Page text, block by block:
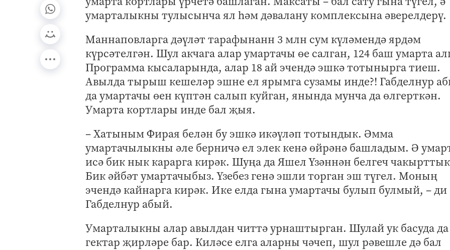
умарталыкны тулысынча ял һәм дәвалану комплексына әверелдерү.
Маннаповларга дәүләт тарафынанн 3 млн сум күләмендә ярдәм
күрсәтелгән. Шул акчага алар умартачы өе салган, 124 баш умарта
Программа кысаларында, алар 18 ай эчендә эшкә тотынырга тиеш.
Авылда тырыш кешеләр эшне ел ярымга сузамы инде?! Габделнур
да умартачы өен күптән салып куйган, янында мунча да өлгерткән.
Умарта кортлары инде бал җыя.
– Хатыным Фирая белән бу эшкә икәүләп тотындык. Әмма
умартачылыкны әле берничә ел элек кенә өйрәнә башладым. Ә
исә бик нык карарга кирәк. Шуңа да Яшел Үзәннән белгеч
Бик әйбәт умартачыбыз. Үзебез генә эшли торган эш түгел. Моның
эчендә кайнарга кирәк. Ике елда гына умартачы булып булмый, – ди
Габделнур абый.
Умарталыкны алар авылдан читтә урнаштырган. Шулай ук басуда да
гектар җирләре бар. Киләсе елга аларны чәчеп, шул рәвешле дә бал